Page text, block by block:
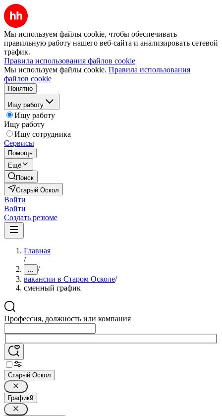
Мы используем файлы cookie, чтобы обеспечивать
правильную работу нашего веб-сайта и анализировать сетевой
трафик.
Правила использования файлов cookie
Мы используем файлы cookie. Правила использования
файлов cookie
Понятно
Ищу работу
Ищу работу
Ищу работу
Ищу сотрудника
Сервисы
Помощь
Ещё
Поиск
Старый Оскол
Войти
Войти
Создать резюме
Главная
/
... /
вакансии в Старом Осколе/
сменный график
Профессия, должность или компания
Старый Оскол
График9